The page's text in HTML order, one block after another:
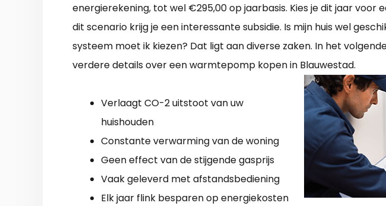
energierekening, tot wel €295,00 op jaarbasis. Kies je dit jaar voor
dit scenario krijg je een interessante subsidie. Is mijn huis wel
systeem moet ik kiezen? Dat ligt aan diverse zaken. In het
verdere details over een warmtepomp kopen in Blauwestad.
Verlaagt CO-2 uitstoot van uw
huishouden
Constante verwarming van de woning
Geen effect van de stijgende gasprijs
Vaak geleverd met afstandsbediening
Elk jaar flink besparen op energiekosten